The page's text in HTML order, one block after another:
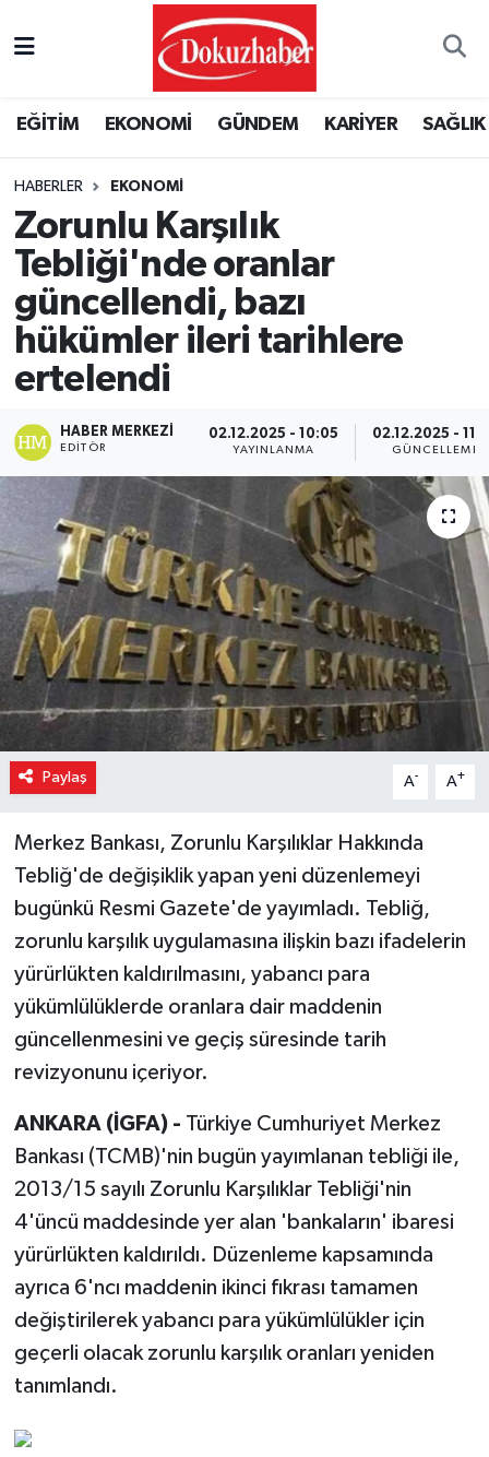
EĞİTİM EKONOMİ GÜNDEM KARİYER SAĞLIK
HABERLER EKONOMI
Zorunlu Karşılık
Tebliği'nde oranlar
güncellendi, bazı
hükümler ileri tarihlere
ertelendi
HABER MERKEZI
EDITÖR
02.12.2025 - 10:05
YAYINLANMA
02.12.2025 -
GÜNCELLEME
Paylaş A- A+
Merkez Bankası, Zorunlu Karşılıklar Hakkında
Tebliğ'de değişiklik yapan yeni düzenlemeyi
bugünkü Resmi Gazete'de yayımladı. Tebliğ,
zorunlu karşılık uygulamasına ilişkin bazı ifadelerin
yürürlükten kaldırılmasını, yabancı para
yükümlülüklerde oranlara dair maddenin
güncellenmesini ve geçiş süresinde tarih
revizyonunu içeriyor.
ANKARA (İGFA) - Türkiye Cumhuriyet Merkez
Bankası (TCMB)'nin bugün yayımlanan tebliği ile,
2013/15 sayılı Zorunlu Karşılıklar Tebliği'nin
4'üncü maddesinde yer alan 'bankaların' ibaresi
yürürlükten kaldırıldı. Düzenleme kapsamında
ayrıca 6'ncı maddenin ikinci fıkrası tamamen
değiştirilerek yabancı para yükümlülükler için
geçerli olacak zorunlu karşılık oranları yeniden
tanımlandı.
Puan Durumu ve Fikstür
Tüm Manşetler
Son Dakika Haberleri
Haber Arşivi